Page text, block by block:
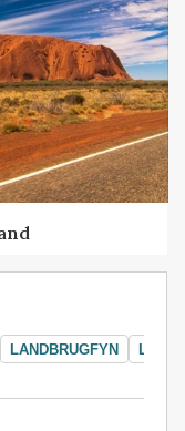
LANDBRUGFYN